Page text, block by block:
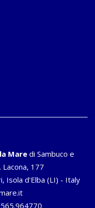
Mare di Sambuco e
Lacona, 177
Isola d'Elba (LI) - Italy